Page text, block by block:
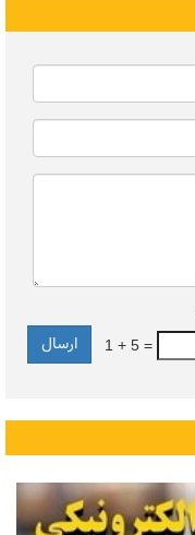
1 + 5 =